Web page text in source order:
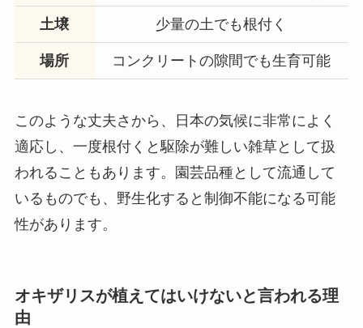
土壌 少量の土でも根付く
場所 コンクリートの隙間でも生育可能
このような丈夫さから、日本の気候に非常によく
適応し、一度根付くと駆除が難しい雑草として扱
われることもあります。園芸品種として流通して
いるものでも、野生化すると制御不能になる可能
性があります。
オキザリスが植えてはいけないと言われる理
由